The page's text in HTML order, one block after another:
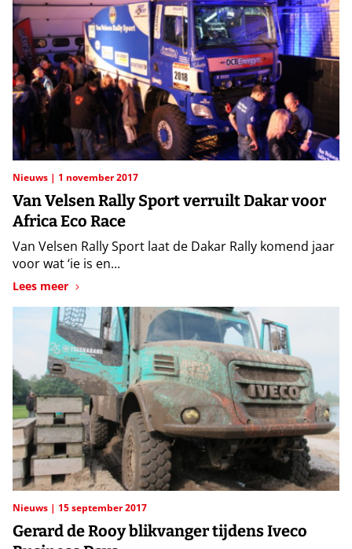
Nieuws 1 november 2017
Van Velsen Rally Sport verruilt Dakar voor
Africa Eco Race
Van Velsen Rally Sport laat de Dakar Rally komend jaar
voor wat ‘ie is en...
Lees meer
Nieuws 15 september 2017
Gerard de Rooy blikvanger tijdens Iveco